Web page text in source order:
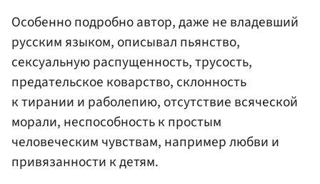
Особенно подробно автор, даже не владевший
русским языком, описывал пьянство,
сексуальную распущенность, трусость,
предательское коварство, склонность
к тирании и раболепию, отсутствие всяческой
морали, неспособность к простым
человеческим чувствам, например любви и
привязанности к детям.